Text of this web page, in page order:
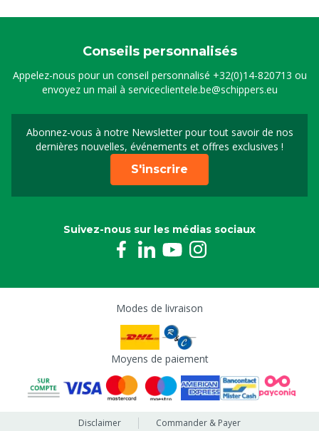
Conseils personnalisés
Appelez-nous pour un conseil personnalisé +32(0)14-820713 ou
envoyez un mail à serviceclientele.be@schippers.eu
Abonnez-vous à notre Newsletter pour tout savoir de nos
dernières nouvelles, événements et offres exclusives !
Inscrivez-vous à notre
S'inscrire
Suivez-nous sur les médias sociaux
Modes de livraison
Moyens de paiement
Disclaimer Commander & Payer